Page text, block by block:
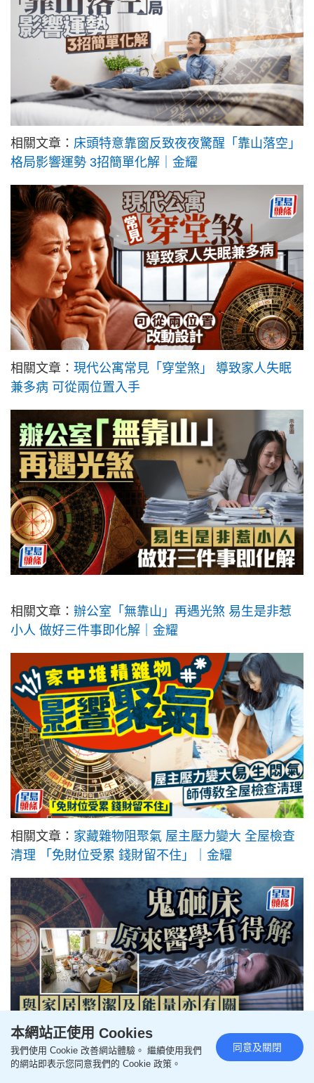
相關文章： 床頭特意靠窗反致夜夜驚醒「靠山落空」
格局影響運勢 3招簡單化解｜金耀
相關文章： 現代公寓常見「穿堂煞」 導致家人失眠
兼多病 可從兩位置入手
相關文章： 辦公室「無靠山」再遇光煞 易生是非惹
小人 做好三件事即化解｜金耀
相關文章： 家藏雜物阻聚氣 屋主壓力變大 全屋檢查
清理 「免財位受累 錢財留不住」｜金耀
相關文章：鬼砸床原來醫學有得解 與家居整潔及能
本網站正使用 Cookies
我們使用 Cookie 改善網站體驗。 繼續使用我們
的網站即表示您同意我們的 Cookie 政策。
同意及關閉